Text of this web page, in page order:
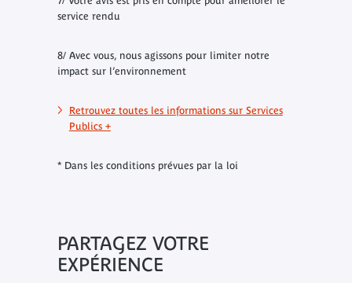
service rendu
8/ Avec vous, nous agissons pour limiter notre
impact sur l’environnement
Retrouvez toutes les informations sur Services
Publics +
* Dans les conditions prévues par la loi
PARTAGEZ VOTRE
EXPÉRIENCE